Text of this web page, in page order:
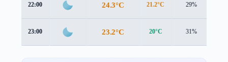
22:00 24.3°C 21.2°C 29%
23:00 23.2°C 20°C 31%